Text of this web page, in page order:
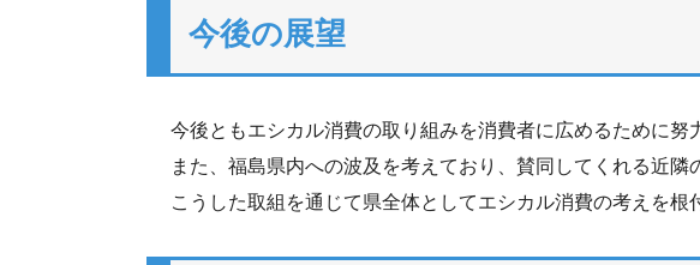
今後の展望
今後ともエシカル消費の取り組みを消費者に広めるために努
また、福島県内への波及を考えており、賛同してくれる近
こうした取組を通じて県全体としてエシカル消費の考えを根